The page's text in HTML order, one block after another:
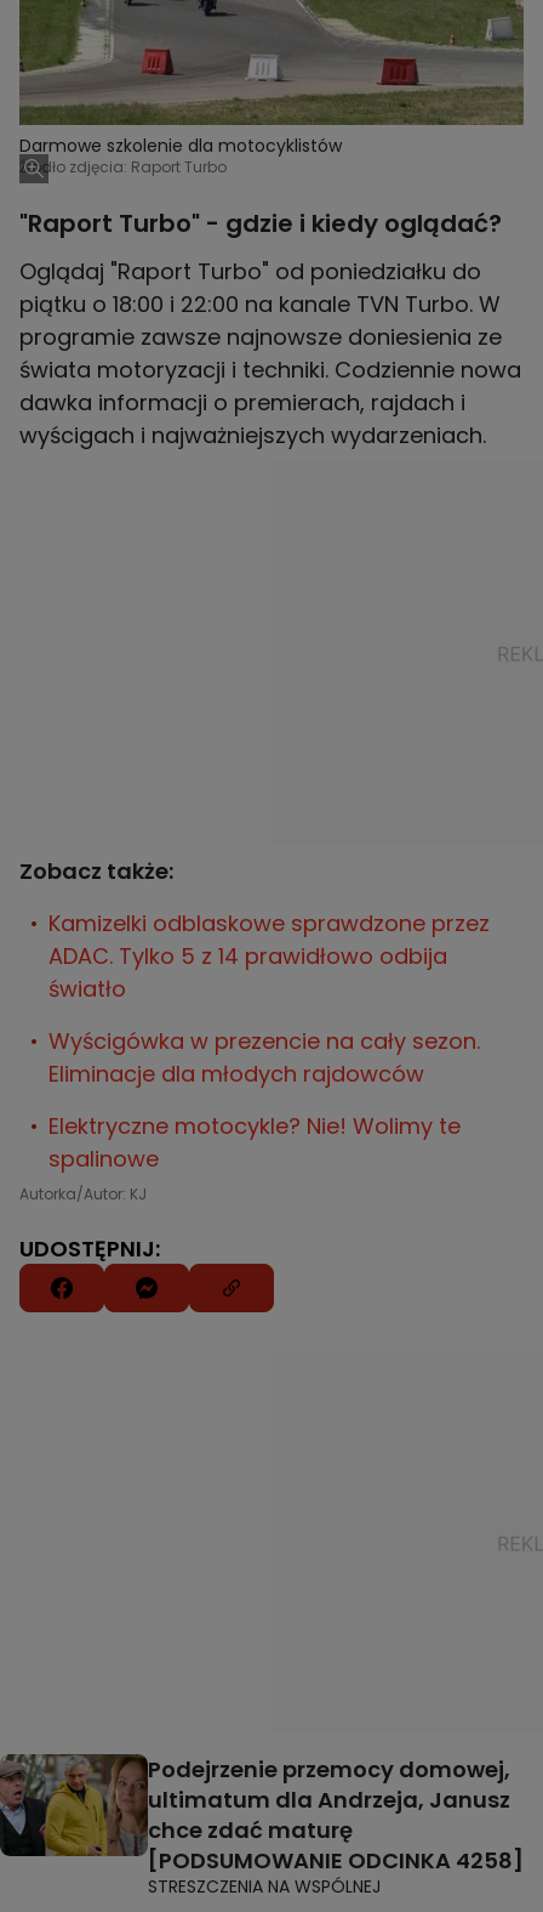
Darmowe szkolenie dla motocyklistów
Źródło zdjęcia: Raport Turbo
"Raport Turbo" - gdzie i kiedy oglądać?
Oglądaj "Raport Turbo" od poniedziałku do
piątku o 18:00 i 22:00 na kanale TVN Turbo. W
programie zawsze najnowsze doniesienia ze
świata motoryzacji i techniki. Codziennie nowa
dawka informacji o premierach, rajdach i
wyścigach i najważniejszych wydarzeniach.
Zobacz także:
Kamizelki odblaskowe sprawdzone przez
ADAC. Tylko 5 z 14 prawidłowo odbija
światło
Wyścigówka w prezencie na cały sezon.
Eliminacje dla młodych rajdowców
Elektryczne motocykle? Nie! Wolimy te
spalinowe
Autorka/Autor: KJ
UDOSTĘPNIJ:
Podejrzenie przemocy domowej,
ultimatum dla Andrzeja, Janusz
chce zdać maturę
[PODSUMOWANIE ODCINKA 4258]
STRESZCZENIA NA WSPÓLNEJ